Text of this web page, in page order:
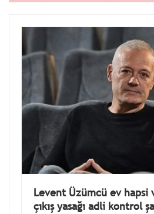
Levent Üzümcü ev hapsi
çıkış yasağı adli kontrol